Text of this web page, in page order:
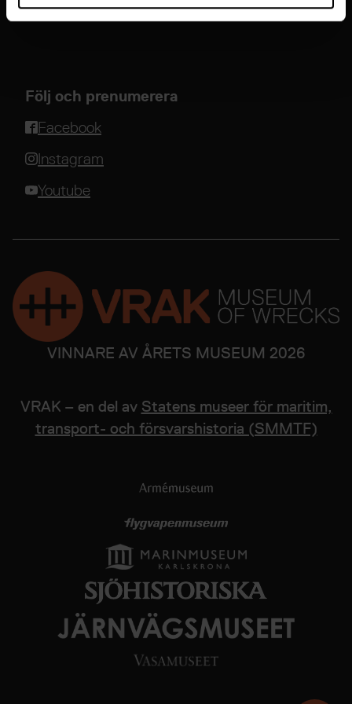
Visselblåsartjänst
Följ och prenumerera
Facebook
Instagram
Youtube
VINNARE AV ÅRETS MUSEUM 2026
VRAK – en del av Statens museer för maritim,
transport- och försvarshistoria (SMMTF)